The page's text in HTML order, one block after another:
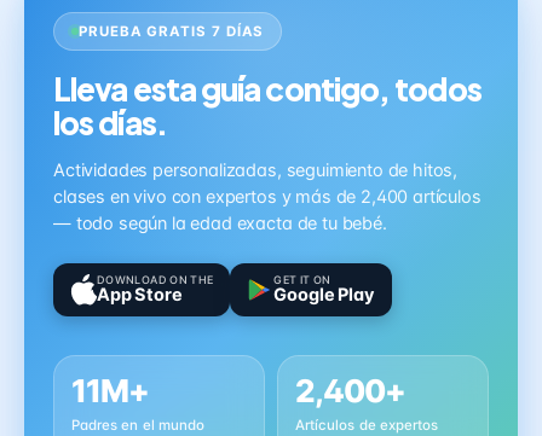
PRUEBA GRATIS 7 DÍAS
Lleva esta guía contigo, todos
los días.
Actividades personalizadas, seguimiento de hitos,
clases en vivo con expertos y más de 2,400 artículos
— todo según la edad exacta de tu bebé.
DOWNLOAD ON THE
App Store
GET IT ON
Google Play
11M+
Padres en el mundo
2,400+
Artículos de expertos